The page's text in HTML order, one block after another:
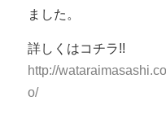
ました。
詳しくはコチラ!!
http://
o/